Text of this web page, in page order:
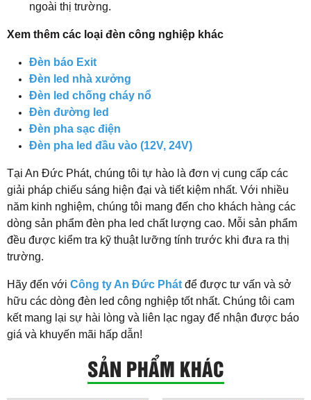
ngoài thị trường.
Xem thêm các loại đèn công nghiệp khác
Đèn báo Exit
Đèn led nhà xưởng
Đèn led chống cháy nổ
Đèn đường led
Đèn pha sạc điện
Đèn pha led đầu vào (12V, 24V)
Tại An Đức Phát, chúng tôi tự hào là đơn vị cung cấp các
giải pháp chiếu sáng hiện đại và tiết kiệm nhất. Với nhiều
năm kinh nghiệm, chúng tôi mang đến cho khách hàng các
dòng sản phẩm đèn pha led chất lượng cao. Mỗi sản phẩm
đều được kiểm tra kỹ thuật lưỡng tính trước khi đưa ra thị
trường.
Hãy đến với Công ty An Đức Phát để được tư vấn và sở
hữu các dòng đèn led công nghiệp tốt nhất. Chúng tôi cam
kết mang lại sự hài lòng và liên lạc ngay để nhận được báo
giá và khuyến mãi hấp dẫn!
SẢN PHẨM KHÁC